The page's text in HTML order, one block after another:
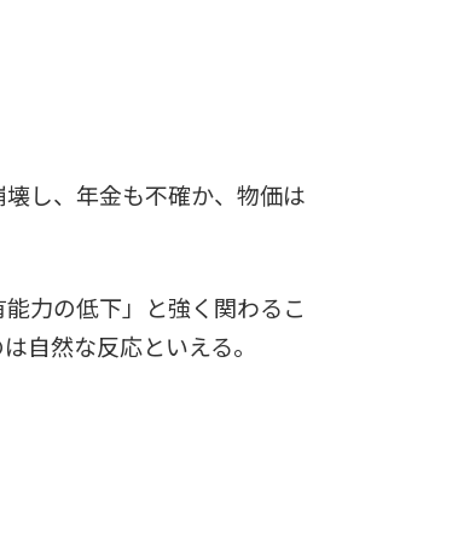
し、年金も不確か、物価は
力の低下」と強く関わるこ
自然な反応といえる。